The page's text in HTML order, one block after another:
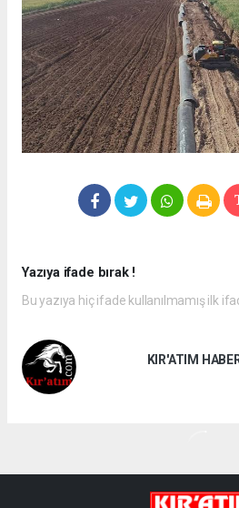
Yazıya ifade bırak !
Bu yazıya hiç ifade kullanılmamış ilk
KIR'ATIM